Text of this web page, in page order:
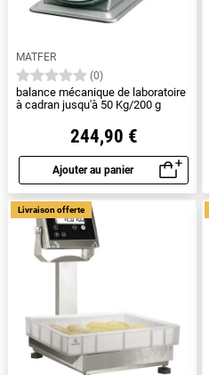
MATFER
(0)
balance mécanique de laboratoire
à cadran jusqu'à 50 Kg/200 g
244,90 €
Ajouter au panier
Aperçu rapide
Livraison offerte